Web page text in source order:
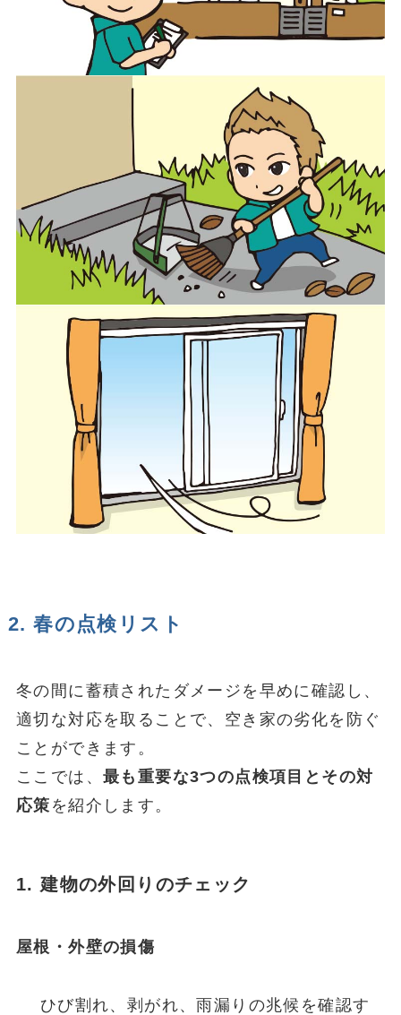
2. 春の点検リスト
冬の間に蓄積されたダメージを早めに確認し、
適切な対応を取ることで、空き家の劣化を防ぐ
ことができます。
ここでは、 最も重要な3つの点検項目とその対
応策 を紹介します。
1. 建物の外回りのチェック
屋根・外壁の損傷
ひび割れ、剥がれ、雨漏りの兆候を確認す